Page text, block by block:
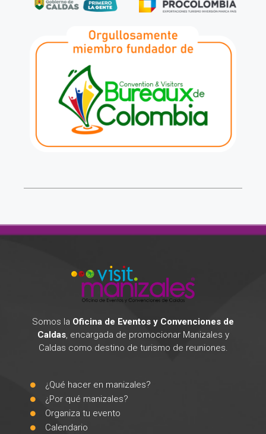
Somos la Oficina de Eventos y Convenciones de
Caldas, encargada de promocionar Manizales y
Caldas como destino de turismo de reuniones.
¿Qué hacer en manizales?
¿Por qué manizales?
Organiza tu evento
Calendario